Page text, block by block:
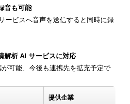
音も可能
ービスへ音声を送信すると同時に録
解析 AI サービスに対応
可能、今後も連携先を拡充予定で
提供企業